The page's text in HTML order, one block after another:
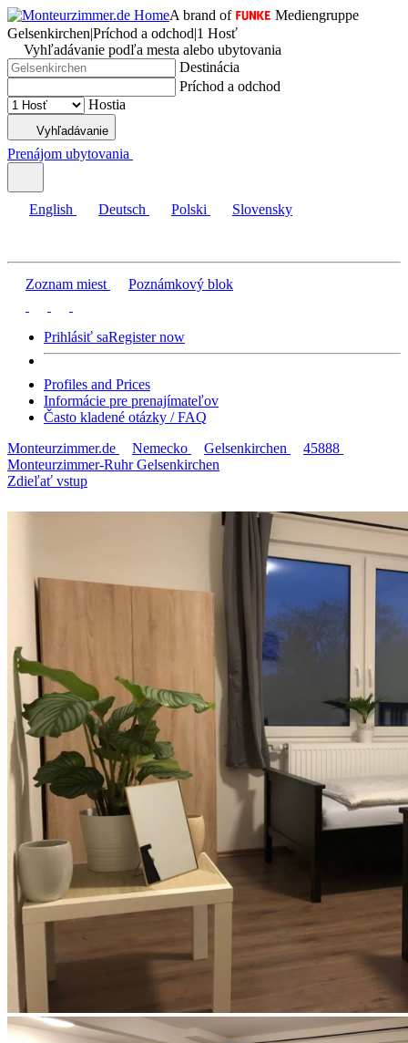
A brand of
Mediengruppe
Gelsenkirchen|Príchod a odchod|1 Hosť
Vyhľadávanie podľa mesta alebo ubytovania
Destinácia
Príchod a odchod
Hostia
Vyhľadávanie
Prenájom ubytovania
English Deutsch Polski Slovensky
Zoznam miest Poznámkový blok
Prihlásiť saRegister now
Profiles and Prices
Informácie pre prenajímateľov
Často kladené otázky / FAQ
Monteurzimmer.de
Nemecko Gelsenkirchen
45888
Monteurzimmer-Ruhr Gelsenkirchen
Zdieľať vstup